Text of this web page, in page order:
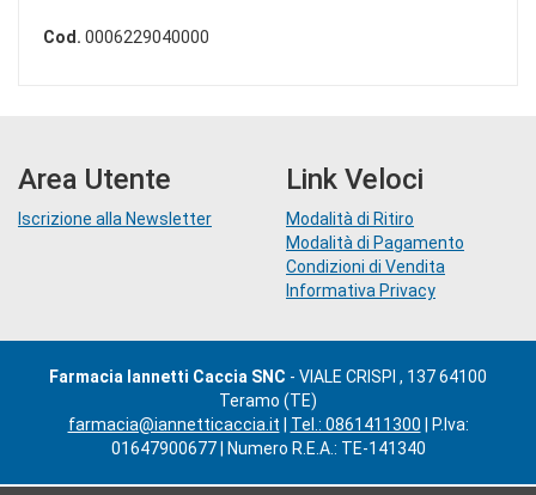
Cod. 0006229040000
Area Utente
Iscrizione alla Newsletter
Link Veloci
Modalità di Ritiro
Modalità di Pagamento
Condizioni di Vendita
Informativa Privacy
Farmacia Iannetti Caccia SNC - VIALE CRISPI , 137 64100
Teramo (TE)
farmacia@iannetticaccia.it
Tel.: 0861411300 | P.Iva:
01647900677 | Numero R.E.A.: TE-141340